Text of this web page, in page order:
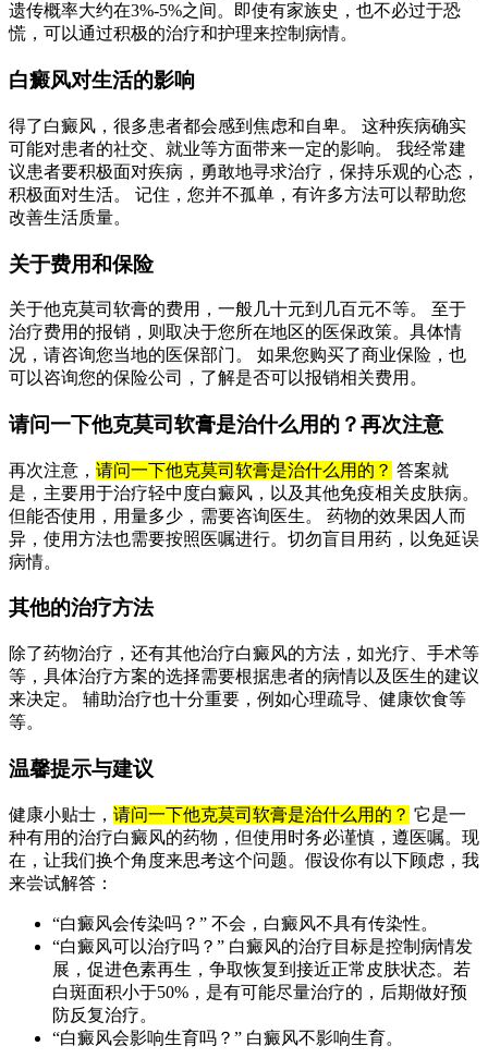
遗传概率大约在3%-5%之间。即使有家族史，也不必过于恐
慌，可以通过积极的治疗和护理来控制病情。
白癜风对生活的影响
得了白癜风，很多患者都会感到焦虑和自卑。 这种疾病确实
可能对患者的社交、就业等方面带来一定的影响。 我经常建
议患者要积极面对疾病，勇敢地寻求治疗，保持乐观的心态，
积极面对生活。 记住，您并不孤单，有许多方法可以帮助您
改善生活质量。
关于费用和保险
关于他克莫司软膏的费用，一般几十元到几百元不等。 至于
治疗费用的报销，则取决于您所在地区的医保政策。具体情
况，请咨询您当地的医保部门。 如果您购买了商业保险，也
可以咨询您的保险公司，了解是否可以报销相关费用。
请问一下他克莫司软膏是治什么用的？再次注意
再次注意， 请问一下他克莫司软膏是治什么用的？ 答案就
是，主要用于治疗轻中度白癜风，以及其他免疫相关皮肤病。
但能否使用，用量多少，需要咨询医生。 药物的效果因人而
异，使用方法也需要按照医嘱进行。切勿盲目用药，以免延误
病情。
其他的治疗方法
除了药物治疗，还有其他治疗白癜风的方法，如光疗、手术等
等，具体治疗方案的选择需要根据患者的病情以及医生的建议
来决定。 辅助治疗也十分重要，例如心理疏导、健康饮食等
等。
温馨提示与建议
健康小贴士， 请问一下他克莫司软膏是治什么用的？ 它是一
种有用的治疗白癜风的药物，但使用时务必谨慎，遵医嘱。现
在，让我们换个角度来思考这个问题。假设你有以下顾虑，我
来尝试解答：
“白癜风会传染吗？” 不会，白癜风不具有传染性。
“白癜风可以治疗吗？” 白癜风的治疗目标是控制病情发
展，促进色素再生，争取恢复到接近正常皮肤状态。若
白斑面积小于50%，是有可能尽量治疗的，后期做好预
防反复治疗。
“白癜风会影响生育吗？” 白癜风不影响生育。